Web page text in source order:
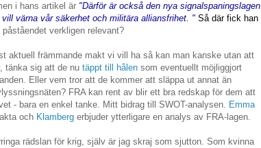
i hans artikel är "Därför är också den nya signalspaningslagen
värna vår säkerhet och militära alliansfrihet. " Så där fick han
påståendet verkligen relevant?
aktuell främmande makt vi vill ha så kan man kanske utan att
tänka sig att de nu täppt till hålen som eventuellt möjliggjort
Eller vem tror att de kommer att släppa ut annat än
FRA kan rent av blir ett bra redskap för dem att
- bara en enkel tanke. Mitt bidrag till SWOT-analysen. Emma
och Klamberg erbjuder ytterligare en analys av FRA-lagen.
rädslan för krig, själv är jag skraj som sjutton. Som kvinna